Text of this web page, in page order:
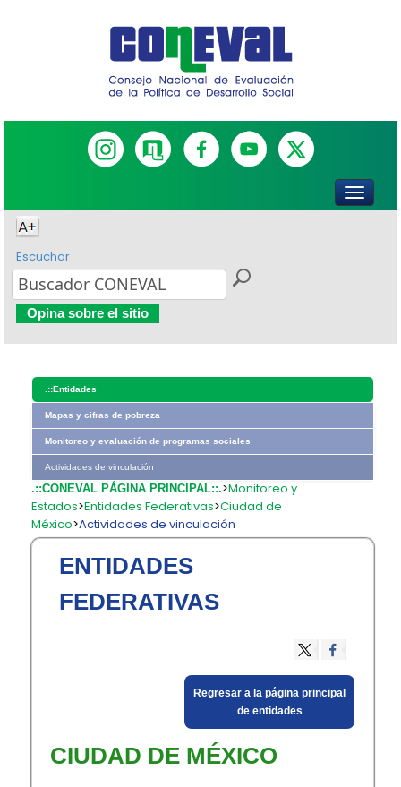
Escuchar
Opina sobre el sitio
.::Entidades
Mapas y cifras de pobreza
Monitoreo y evaluación de programas sociales
Actividades de vinculación
.::CONEVAL PÁGINA PRINCIPAL::.>Monitoreo y
Estados>Entidades Federativas>Ciudad de
México>Actividades de vinculación
ENTIDADES
FEDERATIVAS
​Regresar a la página principal
​de entidades​
CIUDAD DE MÉXICO